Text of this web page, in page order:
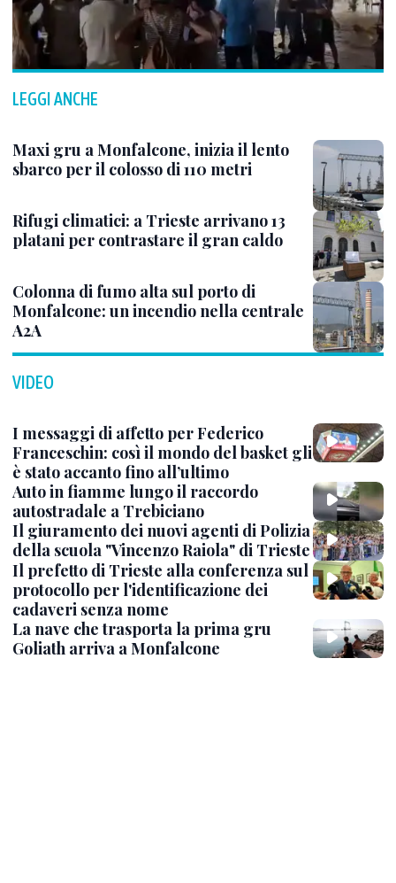
LEGGI ANCHE
Maxi gru a Monfalcone, inizia il lento
sbarco per il colosso di 110 metri
Rifugi climatici: a Trieste arrivano 13
platani per contrastare il gran caldo
Colonna di fumo alta sul porto di
Monfalcone: un incendio nella centrale
A2A
VIDEO
I messaggi di affetto per Federico
Franceschin: così il mondo del basket gli
è stato accanto fino all’ultimo
Auto in fiamme lungo il raccordo
autostradale a Trebiciano
Il giuramento dei nuovi agenti di Polizia
della scuola "Vincenzo Raiola" di Trieste
Il prefetto di Trieste alla conferenza sul
protocollo per l'identificazione dei
cadaveri senza nome
La nave che trasporta la prima gru
Goliath arriva a Monfalcone